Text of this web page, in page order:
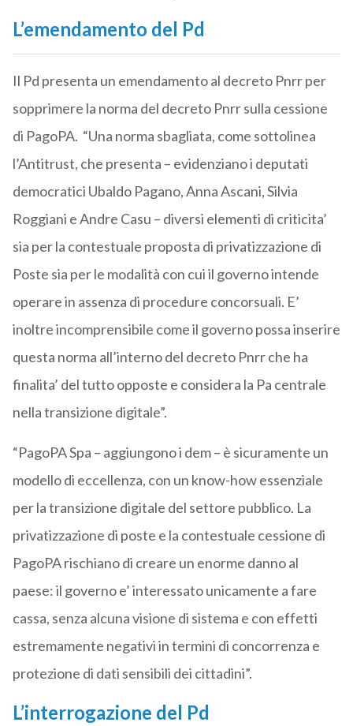
L’emendamento del Pd
Il Pd presenta un emendamento al decreto Pnrr per
sopprimere la norma del decreto Pnrr sulla cessione
di PagoPA. “Una norma sbagliata, come sottolinea
l’Antitrust, che presenta – evidenziano i deputati
democratici Ubaldo Pagano, Anna Ascani, Silvia
Roggiani e Andre Casu – diversi elementi di criticita’
sia per la contestuale proposta di privatizzazione di
Poste sia per le modalità con cui il governo intende
operare in assenza di procedure concorsuali. E’
inoltre incomprensibile come il governo possa inserire
questa norma all’interno del decreto Pnrr che ha
finalita’ del tutto opposte e considera la Pa centrale
nella transizione digitale”.
“PagoPA Spa – aggiungono i dem – è sicuramente un
modello di eccellenza, con un know-how essenziale
per la transizione digitale del settore pubblico. La
privatizzazione di poste e la contestuale cessione di
PagoPA rischiano di creare un enorme danno al
paese: il governo e’ interessato unicamente a fare
cassa, senza alcuna visione di sistema e con effetti
estremamente negativi in termini di concorrenza e
protezione di dati sensibili dei cittadini”.
L’interrogazione del Pd